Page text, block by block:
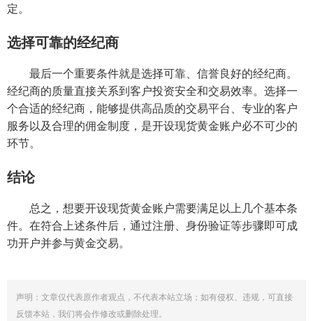
定。
选择可靠的经纪商
最后一个重要条件就是选择可靠、信誉良好的经纪商。
经纪商的质量直接关系到客户投资安全和交易效率。选择一
个合适的经纪商，能够提供高品质的交易平台、专业的客户
服务以及合理的佣金制度，是开设现货黄金账户必不可少的
环节。
结论
总之，想要开设现货黄金账户需要满足以上几个基本条
件。在符合上述条件后，通过注册、身份验证等步骤即可成
功开户并参与黄金交易。
声明：文章仅代表原作者观点，不代表本站立场；如有侵权、违规，可直接
反馈本站，我们将会作修改或删除处理。